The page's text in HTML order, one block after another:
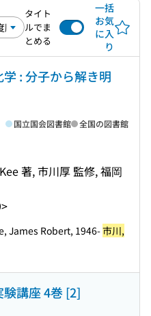
タイト
ルでま
とめる
一括
お気
に入
り
: 分子から解き明
著, 市川厚 監修, 福岡
国立国会図書館 全国の図書館
James Robert, 1946-市川,
講座 4巻 [2]